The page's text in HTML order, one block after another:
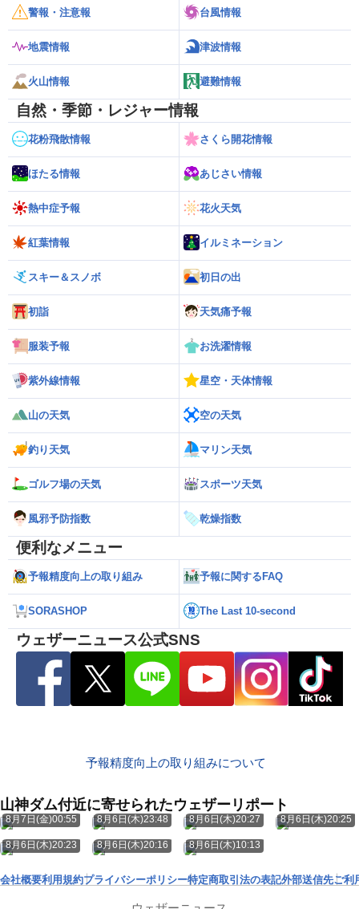
警報・注意報 台風情報
地震情報 津波情報
火山情報 避難情報
自然・季節・レジャー情報
花粉飛散情報 さくら開花情報
ほたる情報 あじさい情報
熱中症予報 花火天気
紅葉情報 イルミネーション
スキー＆スノボ 初日の出
初詣 天気痛予報
服装予報 お洗濯情報
紫外線情報 星空・天体情報
山の天気 空の天気
釣り天気 マリン天気
ゴルフ場の天気 スポーツ天気
風邪予防指数 乾燥指数
便利なメニュー
予報精度向上の取り組み 予報に関するFAQ
SORASHOP The Last 10-second
ウェザーニュース公式SNS
予報精度向上の取り組みについて
山神ダム付近に寄せられたウェザーリポート
8月7日(金)00:55 8月6日(木)23:48 8月6日(木)20:27 8月6日(木)20:25
8月6日(木)20:23 8月6日(木)20:16 8月6日(木)10:13
会社概要利用規約プライバシーポリシー特定商取引法の表記外部送信先ご利